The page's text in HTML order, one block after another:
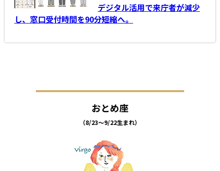
デジタル活用で来庁者が減少
し、窓口受付時間を90分短縮へ。
おとめ座
（8/23～9/22生まれ）